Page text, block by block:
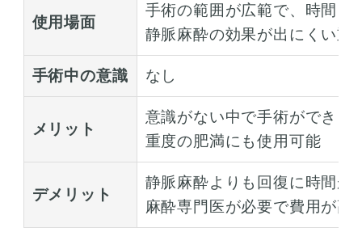
使用場面
手術の範囲が広範で、時間も
静脈麻酔の効果が出にくい重
手術中の意識 なし
メリット
意識がない中で手術ができる
重度の肥満にも使用可能
デメリット
静脈麻酔よりも回復に時間が
麻酔専門医が必要で費用が高